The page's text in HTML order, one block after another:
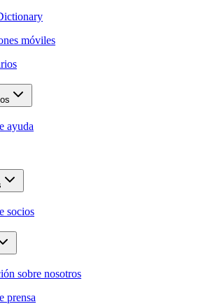
móviles
ayuda
socios
sobre nosotros
prensa